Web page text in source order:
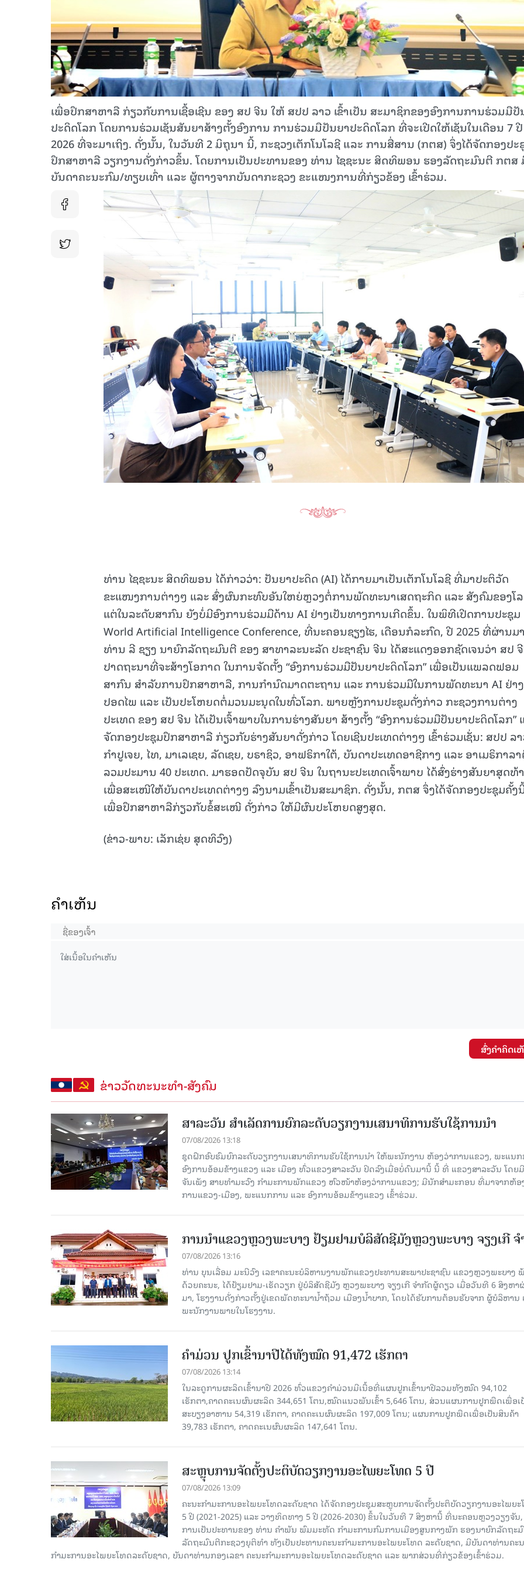
ເພື່ອປຶກສາຫາລື ກ່ຽວກັບການເຊື້ອເຊີນ ຂອງ ສປ ຈີນ ໃຫ້ ສປປ ລາວ ເຂົ້າເປັນ ສະມາຊິກຂອງອົງການການຮ່ວມມືປັ
ປະດິດໂລກ ໂດຍການຮ່ວມເຊັນສັນຍາສ້າງຕັ້ງອົງການ ການຮ່ວມມືປັນຍາປະດິດໂລກ ທີ່ຈະເປີດໃຫ້ເຊັນໃນເດືອນ 7 ປີ
2026 ທີ່ຈະມາເຖິງ. ດັ່ງນັ້ນ, ໃນວັນທີ 2 ມິຖຸນາ ນີ້, ກະຊວງເຕັກໂນໂລຊີ ແລະ ການສື່ສານ (ກຕສ) ຈຶ່ງໄດ້ຈັດກອງປະ
ປຶກສາຫາລື ວຽກງານດັ່ງກ່າວຂຶ້ນ. ໂດຍການເປັນປະທານຂອງ ທ່ານ ໄຊຊະນະ ສິດທິພອນ ຮອງລັດຖະມົນຕີ ກຕສ
ບັນດາຄະນະກົມ/ທຽບເທົ່າ ແລະ ຜູ້ຕາງຈາກບັນດາກະຊວງ ຂະແໜງການທີ່ກ່ຽວຂ້ອງ ເຂົ້າຮ່ວມ.
ທ່ານ ໄຊຊະນະ ສິດທິພອນ ໄດ້ກ່າວວ່າ: ປັນຍາປະດິດ (AI) ໄດ້ກາຍມາເປັນເຕັກໂນໂລຊີ ທີ່ມາປະຕິວັດ
ຂະແໜງການຕ່າງໆ ແລະ ສົ່ງຜົນກະທົບອັນໃຫຍ່ຫຼວງຕໍ່ການພັດທະນາເສດຖະກິດ ແລະ ສັງຄົມຂອງໂ
ແຕ່ໃນລະດັບສາກົນ ຍັງບໍ່ມີອົງການຮ່ວມມືດ້ານ AI ຢ່າງເປັນທາງການເກີດຂຶ້ນ. ໃນພິທີເປີດການປະຊຸມ
World Artificial Intelligence Conference, ທີ່ນະຄອນຊຽງໄຮ, ເດືອນກໍລະກົດ, ປີ 2025 ທີ່ຜ່ານມ
ທ່ານ ລີ ຊຽງ ນາຍົກລັດຖະມົນຕີ ຂອງ ສາທາລະນະລັດ ປະຊາຊົນ ຈີນ ໄດ້ສະແດງອອກຊັດເຈນວ່າ ສປ
ປາດຖະນາທີ່ຈະສ້າງໂອກາດ ໃນການຈັດຕັ້ງ “ອົງການຮ່ວມມືປັນຍາປະດິດໂລກ” ເພື່ອເປັນແພລດຟອມ
ສາກົນ ສຳລັບການປຶກສາຫາລື, ການກຳນົດມາດຕະຖານ ແລະ ການຮ່ວມມືໃນການພັດທະນາ AI ຢ່າງ
ປອດໄພ ແລະ ເປັນປະໂຫຍດຕໍ່ມວນມະນຸດໃນທົ່ວໂລກ. ພາຍຫຼັງການປະຊຸມດັ່ງກ່າວ ກະຊວງການຕ່າງ
ປະເທດ ຂອງ ສປ ຈີນ ໄດ້ເປັນເຈົ້າພາບໃນການຮ່າງສັນຍາ ສ້າງຕັ້ງ “ອົງການຮ່ວມມືປັນຍາປະດິດໂລກ”
ຈັດກອງປະຊຸມປຶກສາຫາລື ກ່ຽວກັບຮ່າງສັນຍາດັ່ງກ່າວ ໂດຍເຊີນປະເທດຕ່າງໆ ເຂົ້າຮ່ວມເຊັ່ນ: ສປປ ລ
ກຳປູເຈຍ, ໄທ, ມາເລເຊຍ, ລັດເຊຍ, ບຣາຊິວ, ອາຟຣິກາໃຕ້, ບັນດາປະເທດອາຊີກາງ ແລະ ອາເມຣິກາລ
ລວມປະມານ 40 ປະເທດ. ມາຮອດປັດຈຸບັນ ສປ ຈີນ ໃນຖານະປະເທດເຈົ້າພາບ ໄດ້ສົ່ງຮ່າງສັນຍາສຸດທ້
ເພື່ອສະເໜີໃຫ້ບັນດາປະເທດຕ່າງໆ ລົງນາມເຂົ້າເປັນສະມາຊິກ. ດັ່ງນັ້ນ, ກຕສ ຈຶ່ງໄດ້ຈັດກອງປະຊຸມຄັ້ງ
ເພື່ອປຶກສາຫາລືກ່ຽວກັບຂໍ້ສະເໜີ ດັ່ງກ່າວ ໃຫ້ມີຜົນປະໂຫຍດສູງສຸດ.
(ຂ່າວ-ພາບ: ເລັກເຊ່ຍ ສຸດທິວົງ)
ຄໍາເຫັນ
ສົ່ງຄໍາຄິດເ
ຂ່າວວັດທະນະທຳ-ສັງຄົມ
ສາລະວັນ ສໍາເລັດການຍົກລະດັບວຽກງານເສນາທິການຮັບໃຊ້ການນໍາ
07/08/2026 13:18
ຊຸດຝຶກອົບຮົມຍົກລະດັບວຽກງານເສນາທິການຮັບໃຊ້ການນໍາ ໃຫ້ພະນັກງານ ຫ້ອງວ່າການແຂວງ, ພະແນ
ອົງການອ້ອມຂ້າງແຂວງ ແລະ ເມືອງ ທົ່ວແຂວງສາລະວັນ ປິດລົງເມື່ອ​ບໍ່​ດົນ​ມາ​ນີ້ ນີ້ ທີ່ ແຂວງສາລະວັນ ໂດຍ​
ຈັນເພັງ ສາຍທຳມະວົງ ກຳມະການພັກແຂວງ ຫົວໜ້າຫ້ອງວ່າການແຂວງ; ມີນັກສຳມະກອນ ທີ່ມາຈາກຫ້ອ
ການແຂວງ-ເມືອງ, ພະແນກການ ແລະ ອົງການອ້ອມຂ້າງແຂວງ ເຂົ້າຮ່ວມ.
ການນຳແຂວງຫຼວງພະບາງ ຢ້ຽມ​ຢາມບໍ​ລິ​ສັດຊີມັງຫຼວງພະບາງ ຈຽງເກີ
07/08/2026 13:16
ທ່ານ ບຸນເລື່ອມ ມະນີວົງ ເລ​ຂາ​ຄະ​ນະ​ບໍ​ລິ​ຫານ​ງານ​ພັກແຂວງປະທານສະພາປະຊາຊົນ ແຂວງຫຼວງພະບາງ
ດ້ວຍຄະນະ, ໄດ້ຢ້ຽມຢາມ-ເຮັດວຽກ ຢູ່ບໍລິສັດຊີມັງ ຫຼວງພະບາງ ຈຽງເກີ ຈໍາກັດຜູ້ດຽວ ເມື່ອ​ວັນ​ທີ 6 ສິງ​ຫາ​
ມາ, ໂຮງ​ງານ​ດັ່ງ​ກ່າວຕັ້ງຢູ່ເຂດພັດທະນານ້ຳຖ້ວມ ເມືອງນໍ້າບາກ, ໂດຍໄດ້ຮັບການຕ້ອນຮັບຈາກ ຜູ້ບໍລິຫານ
ພະນັກງານພາຍໃນໂຮງງານ.
ຄໍາມ່ວນ ປູກເຂົ້ານາປີໄດ້ທັງໝົດ 91,472 ເຮັກຕາ
07/08/2026 13:14
ໃນລະດູການຜະລິດເຂົ້ານາປີ 2026 ທົ່ວແຂວງຄໍາມ່ວນມີເນື້ອທີ່ແຜນປູກເຂົ້ານາປີລວມທັງໝົດ 94,102
ເຮັກຕາ,ຄາດຄະເນຜົນຜະລິດ 344,651 ໂຕນ,ໝົດແນວພັນເຂົ້າ 5,646 ໂຕນ, ສ່ວນແຜນການປູກພືດເພື່ອເ
ສະບຽງອາຫານ 54,319 ເຮັກຕາ, ຄາດຄະເນຜົນຜະລິດ 197,009 ໂຕນ; ແຜນການປູກພືດເພື່ອເປັນສິນຄ້າ
39,783 ເຮັກຕາ, ຄາດຄະເນຜົນຜະລິດ 147,641 ໂຕນ.
ສະຫຼຸບການຈັດຕັ້ງປະຕິບັດວຽກງານອະໄພຍະໂທດ 5 ປີ
07/08/2026 13:09
ຄະນະກຳມະການອະໄພຍະໂທດລະດັບຊາດ ໄດ້ຈັດກອງປະຊຸມສະຫຼຸບການຈັດຕັ້ງປະຕິບັດວຽກງານອະໄພຍ
5 ປີ (2021-2025) ແລະ ວາງທິດທາງ 5 ປີ (2026-2030) ຂຶ້ນໃນວັນທີ 7 ສິງຫານີ້ ທີ່ນະຄອນຫຼວງວຽງຈັນ
ການເປັນປະທານຂອງ ທ່ານ ຄໍາພັນ ພົມມະທັດ ກຳມະການກົມການເມືອງສູນກາງພັກ ຮອງນາຍົກລັດຖະ
ລັດຖະມົນຕີກະຊວງຍຸຕິທຳ ທັງເປັນປະທານຄະນະກຳມະການອະໄພຍະໂທດ ລະດັບຊາດ, ມີບັນດາທ່ານຄະ
ກໍາມະການອະໄພຍະໂທດລະດັບຊາດ, ບັນດາທ່ານກອງເລຂາ ຄະນະກຳມະການອະໄພຍະໂທດລະດັບຊາດ ແລະ ພາກສ່ວນທີ່ກ່ຽວຂ້ອງເຂົ້າຮ່ວມ.